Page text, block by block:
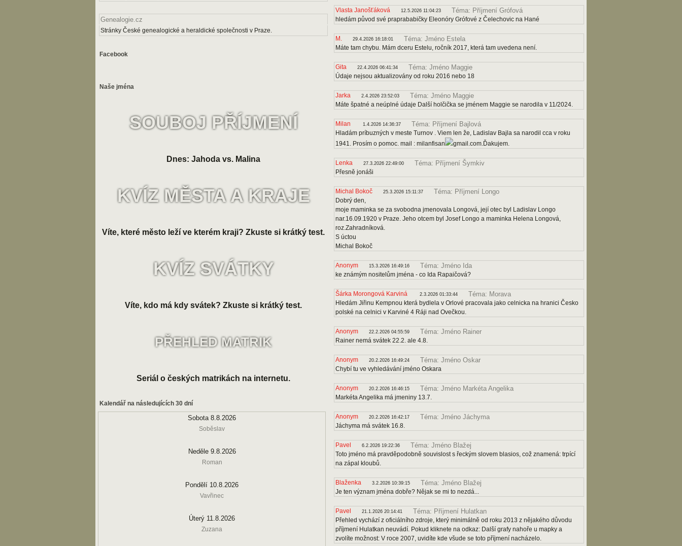
Genealogie.cz
Stránky České genealogické a heraldické společnosti v Praze.
Facebook
Naše jména
SOUBOJ PŘÍJMENÍ
Dnes: Jahoda vs. Malina
KVÍZ MĚSTA A KRAJE
Víte, které město leží ve kterém kraji? Zkuste si krátký test.
KVÍZ SVÁTKY
Víte, kdo má kdy svátek? Zkuste si krátký test.
PŘEHLED MATRIK
Seriál o českých matrikách na internetu.
Kalendář na následujících 30 dní
Sobota 8.8.2026
Soběslav
Neděle 9.8.2026
Roman
Pondělí 10.8.2026
Vavřinec
Úterý 11.8.2026
Zuzana
Vlasta Janošťáková 12.5.2026 11:04:23 Téma: Příjmení Grófová
hledám původ své praprababičky Eleonóry Grófové z Čelechovic na Hané
M. 29.4.2026 16:18:01 Téma: Jméno Estela
Máte tam chybu. Mám dceru Estelu, ročník 2017, která tam uvedena není.
Gita 22.4.2026 06:41:34 Téma: Jméno Maggie
Údaje nejsou aktualizovány od roku 2016 nebo 18
Jarka 2.4.2026 23:52:03 Téma: Jméno Maggie
Máte špatné a neúplné údaje Další holčička se jménem Maggie se narodila v 11/2024.
Milan 1.4.2026 14:36:37 Téma: Příjmení Bajlová
Hladám príbuzných v meste Turnov . Viem len že, Ladislav Bajla sa narodil cca v roku
1941. Prosím o pomoc. mail : milanfisan
gmail.com.Ďakujem.
Lenka 27.3.2026 22:49:00 Téma: Příjmení Šymkiv
Přesně jonáši
Michal Bokoč 25.3.2026 15:11:37 Téma: Příjmení Longo
Dobrý den,
moje maminka se za svobodna jmenovala Longová, její otec byl Ladislav Longo
nar.16.09.1920 v Praze. Jeho otcem byl Josef Longo a maminka Helena Longová,
roz.Zahradníková.
S úctou
Michal Bokoč
Anonym 15.3.2026 16:49:16 Téma: Jméno Ida
ke známým nositelům jména - co Ida Rapaičová?
Šárka Morongová Karviná 2.3.2026 01:33:44 Téma: Morava
Hledám Jiřinu Kempnou která bydlela v Orlové pracovala jako celnicka na hranici Česko
polské na celnici v Karviné 4 Ráji nad Ovečkou.
Anonym 22.2.2026 04:55:59 Téma: Jméno Rainer
Rainer nemá svátek 22.2. ale 4.8.
Anonym 20.2.2026 16:49:24 Téma: Jméno Oskar
Chybí tu ve vyhledávání jméno Oskara
Anonym 20.2.2026 16:46:15 Téma: Jméno Markéta Angelika
Markéta Angelika má jmeniny 13.7.
Anonym 20.2.2026 16:42:17 Téma: Jméno Jáchyma
Jáchyma má svátek 16.8.
Pavel 6.2.2026 19:22:36 Téma: Jméno Blažej
Toto jméno má pravděpodobně souvislost s řeckým slovem blasios, což znamená: trpící
na zápal kloubů.
Blaženka 3.2.2026 10:39:15 Téma: Jméno Blažej
Je ten význam jména dobře? Nějak se mi to nezdá...
Pavel 21.1.2026 20:14:41 Téma: Příjmení Hulatkan
Přehled vychází z oficiálního zdroje, který minimálně od roku 2013 z nějakého důvodu
příjmení Hulatkan neuvádí. Pokud kliknete na odkaz: Další grafy nahoře u mapky a
zvolíte možnost: V roce 2007, uvidíte kde všude se toto příjmení nacházelo.